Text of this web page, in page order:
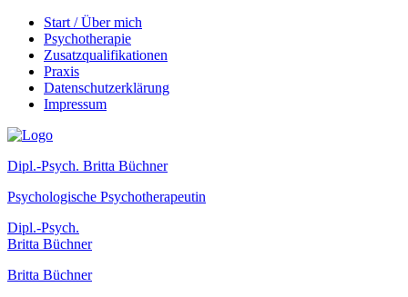
Start / Über mich
Psychotherapie
Zusatzqualifikationen
Praxis
Datenschutzerklärung
Impressum
Dipl.-Psych. Britta Büchner
Psychologische Psychotherapeutin
Dipl.-Psych.
Britta Büchner
Britta Büchner